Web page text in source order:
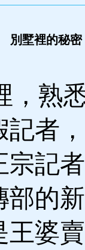
別墅裡的秘
熟
記者
宗記
部的
王婆